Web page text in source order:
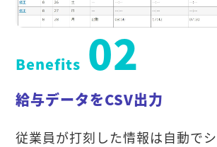
Benefits 02
給与データをCSV出力
従業員が打刻した情報は自動で